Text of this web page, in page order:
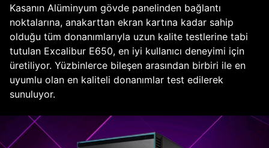
Kasanın Alüminyum gövde panelinden bağlantı
noktalarına, anakarttan ekran kartına kadar sahip
olduğu tüm donanımlarıyla uzun kalite testlerine tabi
tutulan Excalibur E650, en iyi kullanıcı deneyimi için
üretiliyor. Yüzbinlerce bileşen arasından birbiri ile en
uyumlu olan en kaliteli donanımlar test edilerek
sunuluyor.